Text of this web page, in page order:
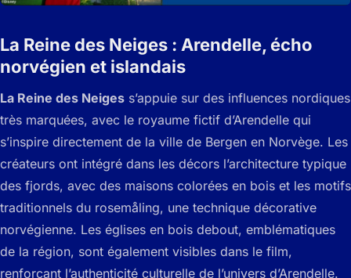
La Reine des Neiges : Arendelle, écho
norvégien et islandais
La Reine des Neiges s’appuie sur des influences nordiques
très marquées, avec le royaume fictif d’Arendelle qui
s’inspire directement de la ville de Bergen en Norvège. Les
créateurs ont intégré dans les décors l’architecture typique
des fjords, avec des maisons colorées en bois et les motifs
traditionnels du rosemåling, une technique décorative
norvégienne. Les églises en bois debout, emblématiques
de la région, sont également visibles dans le film,
renforçant l’authenticité culturelle de l’univers d’Arendelle.